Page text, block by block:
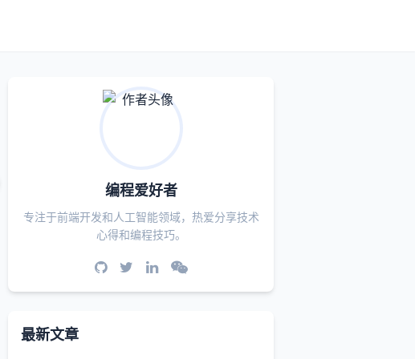
编程爱好者
专注于前端开发和人工智能领域，热爱分享技术
心得和编程技巧。
最新文章